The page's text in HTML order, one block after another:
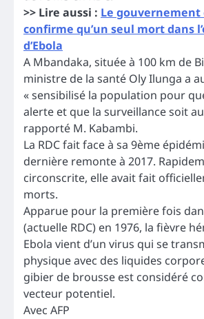
>> Lire aussi : Le gouvernement
confirme qu’un seul mort dans
d’Ebola
A Mbandaka, située à 100 km de
ministre de la santé Oly Ilunga a
« sensibilisé la population pour
alerte et que la surveillance soit
rapporté M. Kabambi.
La RDC fait face à sa 9ème
dernière remonte à 2017.
circonscrite, elle avait fait
morts.
Apparue pour la première fois
(actuelle RDC) en 1976, la fièvre
Ebola vient d’un virus qui se
physique avec des liquides
gibier de brousse est considéré
vecteur potentiel.
Avec AFP